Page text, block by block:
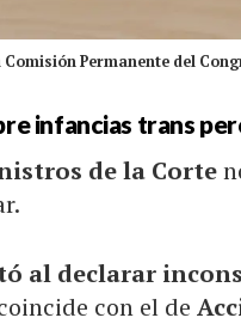
Permanente del
infancias trans
de la Corte
al declarar
con el de